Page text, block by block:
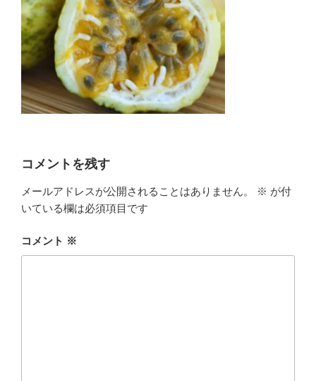
コメントを残す
メールアドレスが公開されることはありません。 ※ が付
いている欄は必須項目です
コメント ※